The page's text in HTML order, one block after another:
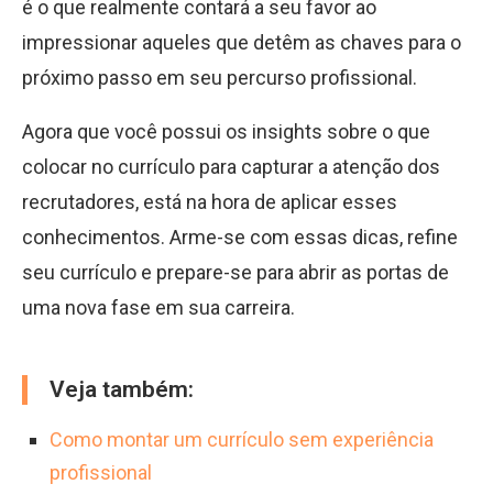
é o que realmente contará a seu favor ao
impressionar aqueles que detêm as chaves para o
próximo passo em seu percurso profissional.
Agora que você possui os insights sobre o que
colocar no currículo para capturar a atenção dos
recrutadores, está na hora de aplicar esses
conhecimentos. Arme-se com essas dicas, refine
seu currículo e prepare-se para abrir as portas de
uma nova fase em sua carreira.
Veja também:
Como montar um currículo sem experiência
profissional